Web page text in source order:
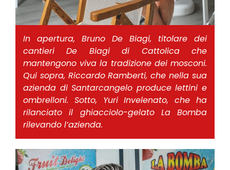
In apertura, Bruno De Biagi, titolare dei
cantieri De Biagi di Cattolica che
mantengono viva la tradizione dei mosconi.
Qui sopra, Riccardo Ramberti, che nella sua
azienda di Santarcangelo produce lettini e
ombrelloni. Sotto, Yuri Invelenato, che ha
rilanciato il ghiacciolo-gelato La Bomba
rilevando l’azienda.